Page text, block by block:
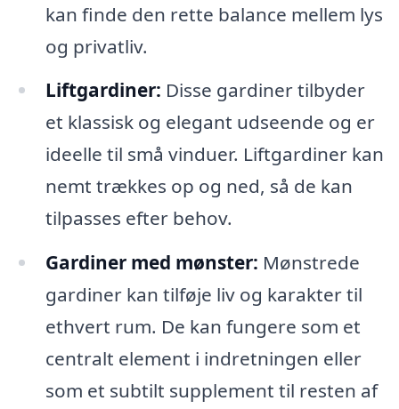
kan finde den rette balance mellem lys
og privatliv.
Liftgardiner: Disse gardiner tilbyder
et klassisk og elegant udseende og er
ideelle til små vinduer. Liftgardiner kan
nemt trækkes op og ned, så de kan
tilpasses efter behov.
Gardiner med mønster: Mønstrede
gardiner kan tilføje liv og karakter til
ethvert rum. De kan fungere som et
centralt element i indretningen eller
som et subtilt supplement til resten af